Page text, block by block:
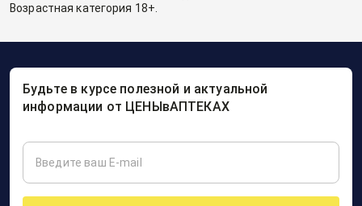
Возрастная категория 18+.
Будьте в курсе полезной и актуальной
информации от ЦЕНЫвАПТЕКАХ